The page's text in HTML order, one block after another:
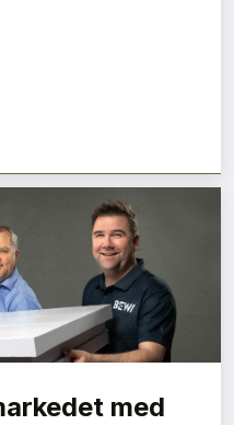
2026
2026 med